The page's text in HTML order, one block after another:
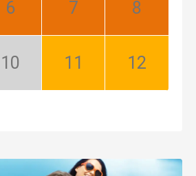
Jún:
Júl:
August:
Október:
November:
December: